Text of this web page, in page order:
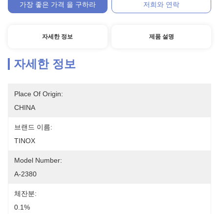
가장 좋은 가격 을 구하라 저희와 연락
자세한 정보 제품 설명
자세한 정보
Place Of Origin:
CHINA
브랜드 이름:
TINOX
Model Number:
A-2380
체잔분:
0.1%